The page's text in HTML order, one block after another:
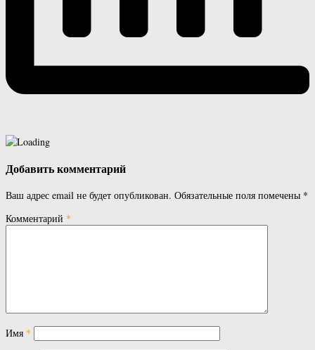
Добавить комментарий
Ваш адрес email не будет опубликован. Обязательные поля помечены *
Комментарий *
Имя *